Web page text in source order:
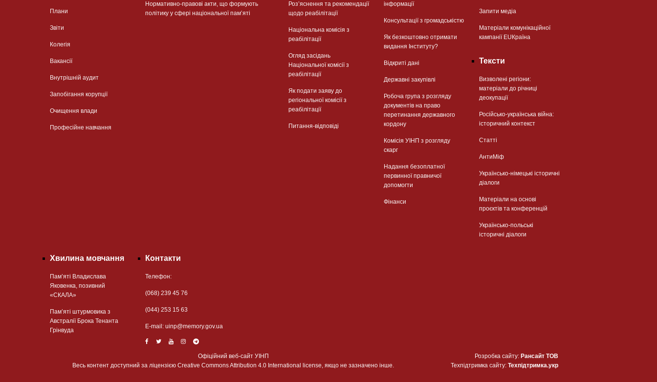
Плани
Звіти
Колегія
Вакансії
Внутрішній аудит
Запобігання корупції
Очищення влади
Професійне навчання
Нормативно-правові акти, що формують
політику у сфері національної памʼяті
Розʼяснення та рекомендації
щодо реабілітації
Національна комісія з
реабілітації
Огляд засідань
Національної комісії з
реабілітації
Як подати заяву до
регіональної комісії з
реабілітації
Питання-відповіді
інформації
Консультації з громадськістю
Як безкоштовно отримати
видання Інституту?
Відкриті дані
Державні закупівлі
Робоча група з розгляду
документів на право
перетинання державного
кордону
Комісія УІНП з розгляду
скарг
Надання безоплатної
первинної правничої
допомогти
Фінанси
Запити медіа
Матеріали комунікаційної
кампанії EUКраїна
Тексти
Визволені регіони:
матеріали до річниці
деокупації
Російсько-українська війна:
історичний контекст
Статті
АнтиМіф
Українсько-німецькі історичні
діалоги
Матеріали на основі
проєктів та конференцій
Українсько-польські
історичні діалоги
Хвилина мовчання
Пам’яті Владислава
Яковенка, позивний
«СКАЛА»
Пам’яті штурмовика з
Австралії Брока Тенанта
Грінвуда
Контакти
Телефон:
(068) 239 45 76
(044) 253 15 63
Е-mail: uinp@memory.gov.ua
Офіційний веб-сайт УІНП
Весь контент доступний за ліцензією Creative Commons Attribution 4.0 International license, якщо не зазначено інше.
Розробка сайту: Рансайт ТОВ
Техпідтримка сайту: Техпідтримка.укр